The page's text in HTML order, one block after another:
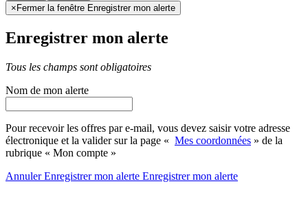
× Fermer la fenêtre Enregistrer mon alerte
Enregistrer mon alerte
Tous les champs sont obligatoires
Nom de mon alerte
Pour recevoir les offres par e-mail, vous devez saisir votre adresse
électronique et la valider sur la page « Mes coordonnées » de la
rubrique « Mon compte »
AnnulerEnregistrer mon alerte Enregistrermon alerte